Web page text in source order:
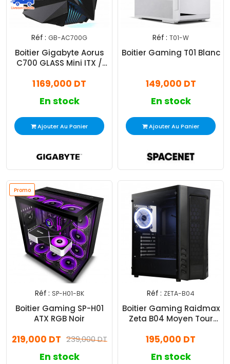
Réf : GB-AC700G
Boitier Gigabyte Aorus
C700 GLASS Mini ITX /
RGB
1 169,000 DT
En stock
Ajouter Au Panier
Réf : T01-W
Boitier Gaming T01 Blanc
149,000 DT
En stock
Ajouter Au Panier
Promo
Réf : SP-H01-BK
Boitier Gaming SP-H01
ATX RGB Noir
239,000 DT
219,000 DT
En stock
Réf : ZETA-B04
Boitier Gaming Raidmax
Zeta B04 Moyen Tour
195,000 DT
En stock